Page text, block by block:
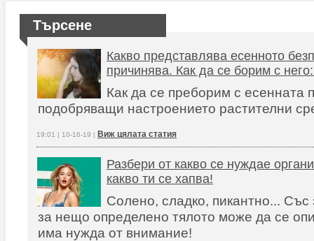
Търсене
Какво представлява есенното
причинява. Как да се борим с
Как да се преборим с есенната
подобряващи настроението растителни
19:01 | 10-16-19 | Виж цялата статия
Разбери от какво се нуждае
какво ти се хапва!
Солено, сладко, пикантно... Със
за нещо определено тялото може да се
има нужда от внимание!